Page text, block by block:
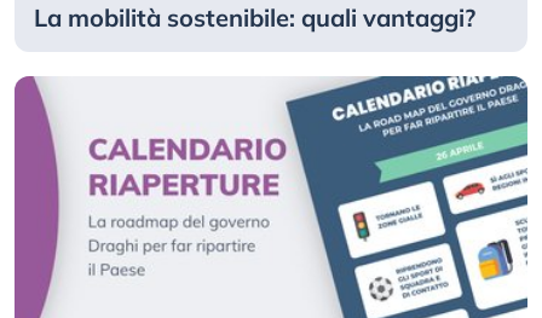
La mobilità sostenibile: quali vantaggi?